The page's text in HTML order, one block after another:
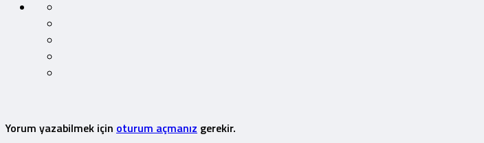
Yorum yazabilmek için oturum açmanız gerekir.